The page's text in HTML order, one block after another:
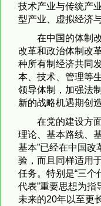
技术产业与传统产
型产业、虚拟经济
在中国的体制
改革和政治体制改
种所有制经济共同
本、技术、管理等
领导体制，加强法
新的战略机遇期创
在党的建设方
理论、基本路线、
基本”已经在中国改
验，而且同样适用
任务。特别是“三个
代表”重要思想为指
未来的20年以至更